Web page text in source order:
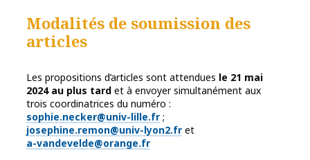
Modalités de soumission des
articles
Les propositions d’articles sont attendues le 21 mai
2024 au plus tard et à envoyer simultanément aux
trois coordinatrices du numéro :
sophie.necker@univ-lille.fr ;
josephine.remon@univ-lyon2.fr et
a-vandevelde@orange.fr